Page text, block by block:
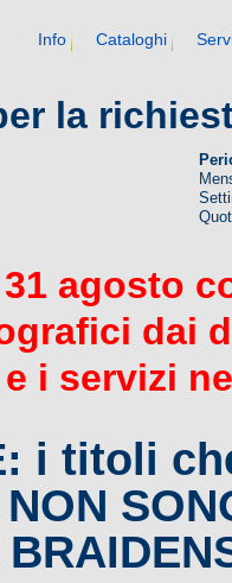
Info Cataloghi
la
agosto
dai
i servizi
i titoli